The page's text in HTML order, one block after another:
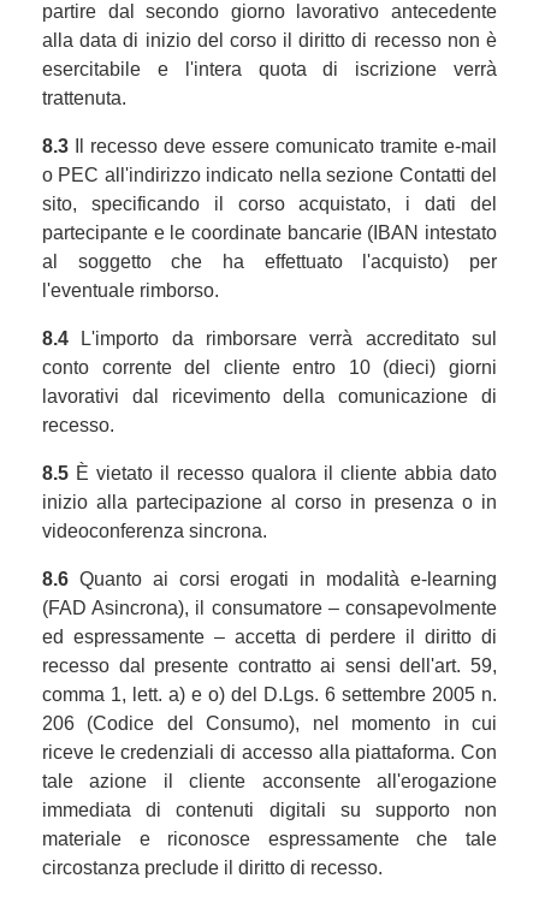
partire dal secondo giorno lavorativo antecedente
alla data di inizio del corso il diritto di recesso non è
esercitabile e l'intera quota di iscrizione verrà
trattenuta.
8.3 Il recesso deve essere comunicato tramite e-mail
o PEC all'indirizzo indicato nella sezione Contatti del
sito, specificando il corso acquistato, i dati del
partecipante e le coordinate bancarie (IBAN intestato
al soggetto che ha effettuato l'acquisto) per
l'eventuale rimborso.
8.4 L'importo da rimborsare verrà accreditato sul
conto corrente del cliente entro 10 (dieci) giorni
lavorativi dal ricevimento della comunicazione di
recesso.
8.5 È vietato il recesso qualora il cliente abbia dato
inizio alla partecipazione al corso in presenza o in
videoconferenza sincrona.
8.6 Quanto ai corsi erogati in modalità e-learning
(FAD Asincrona), il consumatore – consapevolmente
ed espressamente – accetta di perdere il diritto di
recesso dal presente contratto ai sensi dell'art. 59,
comma 1, lett. a) e o) del D.Lgs. 6 settembre 2005 n.
206 (Codice del Consumo), nel momento in cui
riceve le credenziali di accesso alla piattaforma. Con
tale azione il cliente acconsente all'erogazione
immediata di contenuti digitali su supporto non
materiale e riconosce espressamente che tale
circostanza preclude il diritto di recesso.